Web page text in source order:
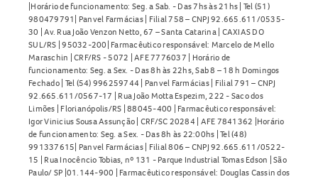
|Horário de funcionamento: Seg. a Sab. - Das 7hs às 21hs | Tel (51)
980479791| Panvel Farmácias | Filial 758 – CNPJ 92.665.611/0535-
30 | Av. Rua João Venzon Netto, 67 – Santa Catarina | CAXIAS DO
SUL/RS | 95032-200| Farmacêutico responsável: Marcelo de Mello
Maraschin | CRF/RS - 5072 | AFE 7776037 | Horário de
funcionamento: Seg. a Sex. - Das 8h às 22hs, Sab 8 – 18 h Domingos
Fechado | Tel (54) 996259744 | Panvel Farmácias | Filial 791 – CNPJ
92.665.611/0567-17 | Rua João Motta Espezim, 222 - Saco dos
Limões | Florianópolis/RS | 88045-400 | Farmacêutico responsável:
Igor Vinicius Sousa Assunção | CRF/SC 20284 | AFE 7841362 |Horário
de funcionamento: Seg. a Sex. - Das 8h às 22:00hs | Tel (48)
991337615| Panvel Farmácias | Filial 806 – CNPJ 92.665.611/0522-
15 | Rua Inocêncio Tobias, nº 131 - Parque Industrial Tomas Edson | São
Paulo/ SP |01.144-900 | Farmacêutico responsável: Douglas Cassin dos